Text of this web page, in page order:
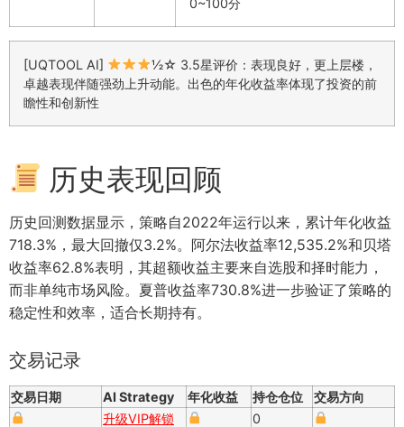
[UQTOOL AI]
½☆ 3.5星评价：表现良好，更上层楼，
卓越表现伴随强劲上升动能。出色的年化收益率体现了投资的前
瞻性和创新性
历史表现回顾
历史回测数据显示，策略自2022年运行以来，累计年化收益
718.3%，最大回撤仅3.2%。阿尔法收益率12,535.2%和贝塔
收益率62.8%表明，其超额收益主要来自选股和择时能力，
而非单纯市场风险。夏普收益率730.8%进一步验证了策略的
稳定性和效率，适合长期持有。
交易记录
交易日期 AI Strategy 年化收益 持仓仓位
交易方向
升级VIP解锁
0